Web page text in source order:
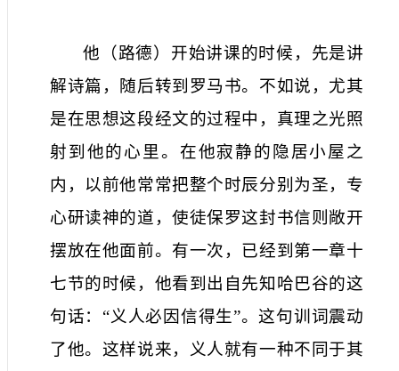
他（路德）开始讲课的时候，先是讲
解诗篇，随后转到罗马书。不如说，尤其
是在思想这段经文的过程中，真理之光照
射到他的心里。在他寂静的隐居小屋之
内，以前他常常把整个时辰分别为圣，专
心研读神的道，使徒保罗这封书信则敞开
摆放在他面前。有一次，已经到第一章十
七节的时候，他看到出自先知哈巴谷的这
句话：“义人必因信得生”。这句训词震动
了他。这样说来，义人就有一种不同于其